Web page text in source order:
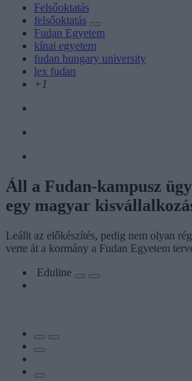
Felsőoktatás
felsőoktatás
Fudan Egyetem
kínai egyetem
fudan hungary university
lex fudan
+1
Áll a Fudan-kampusz
egy magyar
Leállt az előkészítés, pedig nem olyan
verte át a kormány a Fudan Egyetem
Eduline